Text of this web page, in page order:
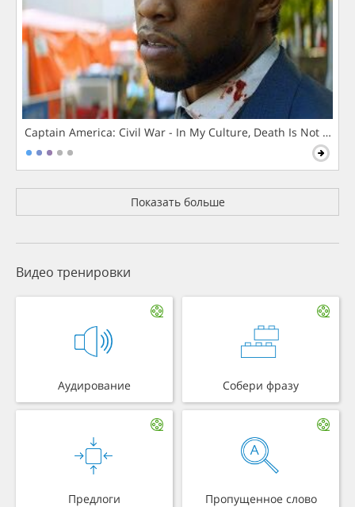
Captain America: Civil War - In My Culture, Death Is Not The
Показать больше
Видео тренировки
Аудирование Собери фразу
Предлоги Пропущенное слово